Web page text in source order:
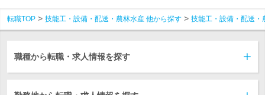
転職TOP 技能工・設備・配送・農林水産 他から探す 技能工・設備・配送・
職種から転職・求人情報を探す